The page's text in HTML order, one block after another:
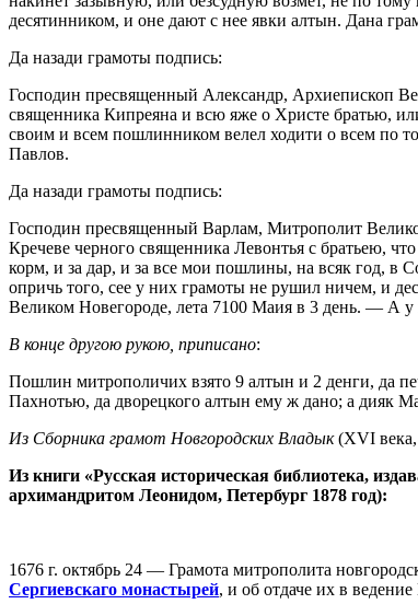
десятинником, и оне дают с нее явки алтын. Дана
Да назади грамоты подпись:
Господин пресвященный Александр, Архиепископ
священника Кипреяна и всю яже о Христе братью,
своим и всем пошлинником велел ходити о всем по
Павлов.
Да назади грамоты подпись:
Господин пресвященный Варлам, Митрополит
Кречеве черного священника Левонтья с братьею,
корм, и за дар, и за все мои пошлины, на всяк год, в
опричь того, сее у них грамоты не рушил ничем, и
Великом Новегороде, лета 7100 Маия в 3 день. — А
В конце другою рукою, приписано:
Пошлин митрополичих взято 9 алтын и 2 денги, да
Пахнотью, да дворецкого алтын ему ж дано; а дияк
Из Сборника грамот Новгородских Владык(XVI века,
Из книги «Русская историческая библиотека,
архимандритом Леонидом, Петербург 1878 год):
1676 г. октябрь 24 — Грамота митрополита
Сергиевскаго монастырей, и об отдаче их в